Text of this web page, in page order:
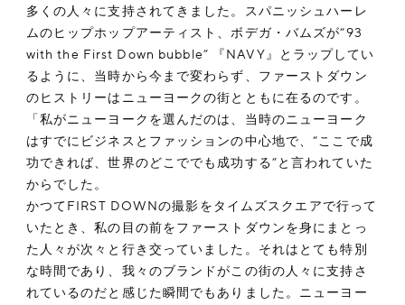
多くの人々に支持されてきました。スパニッシュハーレ
ムのヒップホップアーティスト、ボデガ・バムズが“93
with the First Down bubble” 『NAVY』とラップしてい
るように、当時から今まで変わらず、ファーストダウン
のヒストリーはニューヨークの街とともに在るのです。
「私がニューヨークを選んだのは、当時のニューヨーク
はすでにビジネスとファッションの中心地で、“ここで成
功できれば、世界のどこででも成功する”と言われていた
からでした。
かつてFIRST DOWNの撮影をタイムズスクエアで行って
いたとき、私の目の前をファーストダウンを身にまとっ
た人々が次々と行き交っていました。それはとても特別
な時間であり、我々のブランドがこの街の人々に支持さ
れているのだと感じた瞬間でもありました。ニューヨー